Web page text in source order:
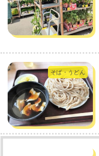
そば・うどん